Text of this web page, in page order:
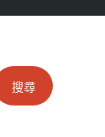
搜尋